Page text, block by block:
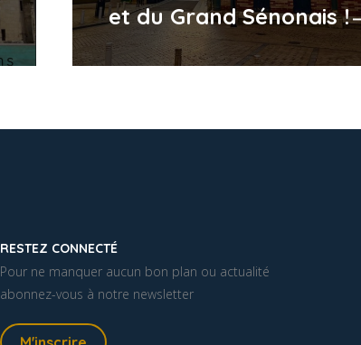
et du Grand Sénonais !
RESTEZ CONNECTÉ
Pour ne manquer aucun bon plan ou actualité
abonnez-vous à notre newsletter